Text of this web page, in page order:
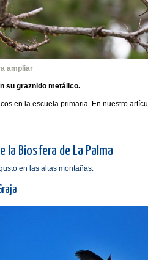
ampliar
su graznido metálico.
en la escuela primaria. En nuestro
la Biosfera de La Palma
en las altas montañas.